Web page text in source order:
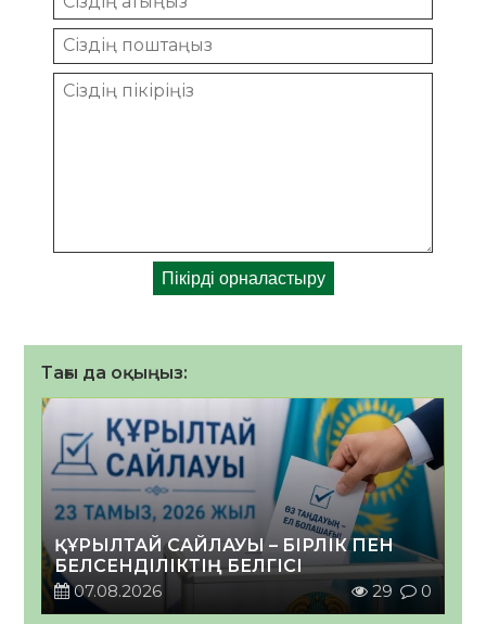
Тағы да оқыңыз:
ҚҰРЫЛТАЙ САЙЛАУЫ – БІРЛІК ПЕН
БЕЛСЕНДІЛІКТІҢ БЕЛГІСІ
07.08.2026
29 0